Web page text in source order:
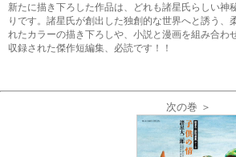
新たに描き下ろした作品は、どれも諸星氏らしい神
りです。諸星氏が創出した独創的な世界へと誘う、
れたカラーの描き下ろしや、小説と漫画を組み合わ
収録された傑作短編集、必読です！！
次の巻 ＞